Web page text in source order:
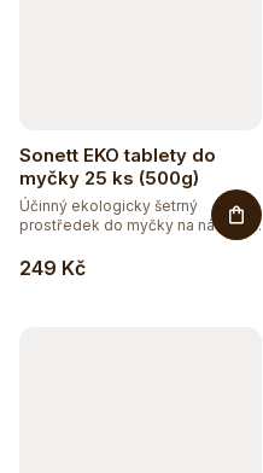
Sonett EKO tablety do
myčky 25 ks (500g)
249 Kč
Účinný ekologicky šetrný
prostředek do myčky na nádobí....